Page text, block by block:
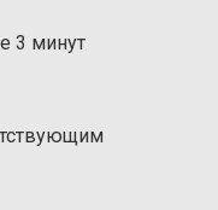
3 минут